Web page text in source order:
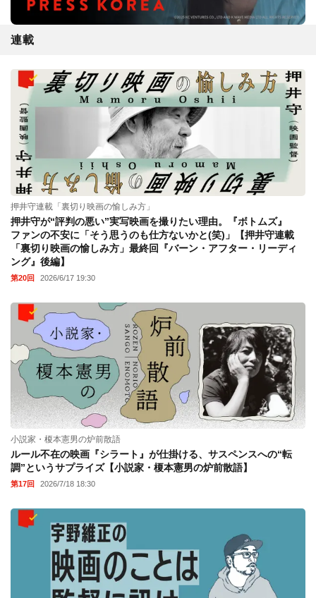
連載
押井守連載「裏切り映画の愉しみ方」
押井守が“評判の悪い”実写映画を撮りたい理由。『ボトムズ』
ファンの不安に「そう思うのも仕方ないかと(笑)」【押井守連載
「裏切り映画の愉しみ方」最終回『バーン・アフター・リーディ
ング』後編】
第20回 2026/6/17 19:30
小説家・榎本憲男の炉前散語
ルール不在の映画『シラート』が仕掛ける、サスペンスへの“転
調”というサプライズ【小説家・榎本憲男の炉前散語】
第17回 2026/7/18 18:30